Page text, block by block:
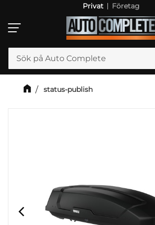
Meny
Privat Företag
status-publish